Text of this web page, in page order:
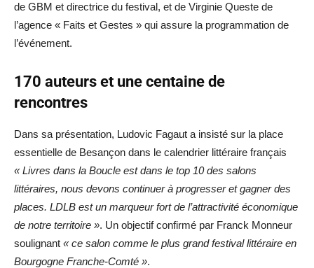
de GBM et directrice du festival, et de Virginie Queste de
l’agence « Faits et Gestes » qui assure la programmation de
l’événement.
170 auteurs et une centaine de
rencontres
Dans sa présentation, Ludovic Fagaut a insisté sur la place
essentielle de Besançon dans le calendrier littéraire français
« Livres dans la Boucle est dans le top 10 des salons
littéraires, nous devons continuer à progresser et gagner des
places. LDLB est un marqueur fort de l’attractivité économique
de notre territoire ». Un objectif confirmé par Franck Monneur
soulignant « ce salon comme le plus grand festival littéraire en
Bourgogne Franche-Comté ».